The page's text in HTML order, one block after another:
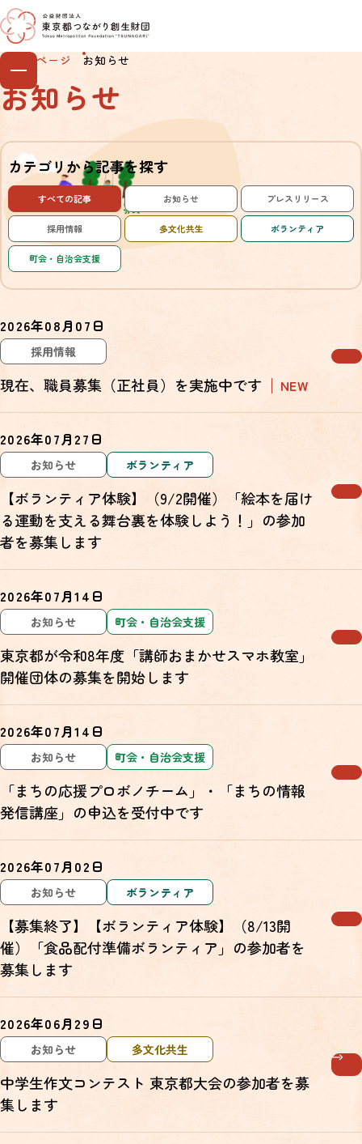
本文へ移動
トップページ お知らせ
お知らせ
カテゴリから記事を探す
すべての記事 お知らせ プレスリリース
採用情報 多文化共生 ボランティア
町会・自治会支援
2026年08月07日
採用情報
現在、職員募集（正社員）を実施中です NEW
2026年07月27日
お知らせ ボランティア
【ボランティア体験】（9/2開催）「絵本を届け
る運動を支える舞台裏を体験しよう！」の参加
者を募集します
2026年07月14日
お知らせ 町会・自治会支援
東京都が令和8年度「講師おまかせスマホ教室」
開催団体の募集を開始します
2026年07月14日
お知らせ 町会・自治会支援
「まちの応援プロボノチーム」・「まちの情報
発信講座」の申込を受付中です
2026年07月02日
お知らせ ボランティア
【募集終了】【ボランティア体験】（8/13開
催）「食品配付準備ボランティア」の参加者を
募集します
2026年06月29日
お知らせ 多文化共生
中学生作文コンテスト 東京都大会の参加者を募
集します